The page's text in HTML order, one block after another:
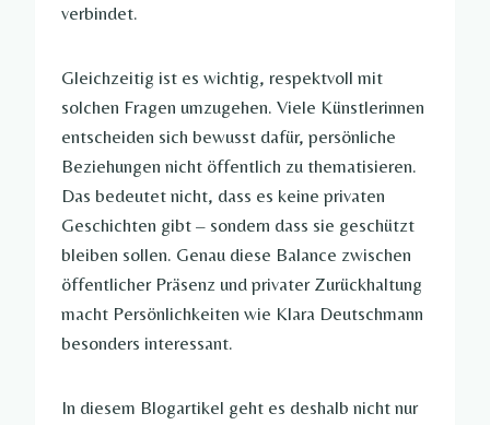
verbindet.
Gleichzeitig ist es wichtig, respektvoll mit
solchen Fragen umzugehen. Viele Künstlerinnen
entscheiden sich bewusst dafür, persönliche
Beziehungen nicht öffentlich zu thematisieren.
Das bedeutet nicht, dass es keine privaten
Geschichten gibt – sondern dass sie geschützt
bleiben sollen. Genau diese Balance zwischen
öffentlicher Präsenz und privater Zurückhaltung
macht Persönlichkeiten wie Klara Deutschmann
besonders interessant.
In diesem Blogartikel geht es deshalb nicht nur